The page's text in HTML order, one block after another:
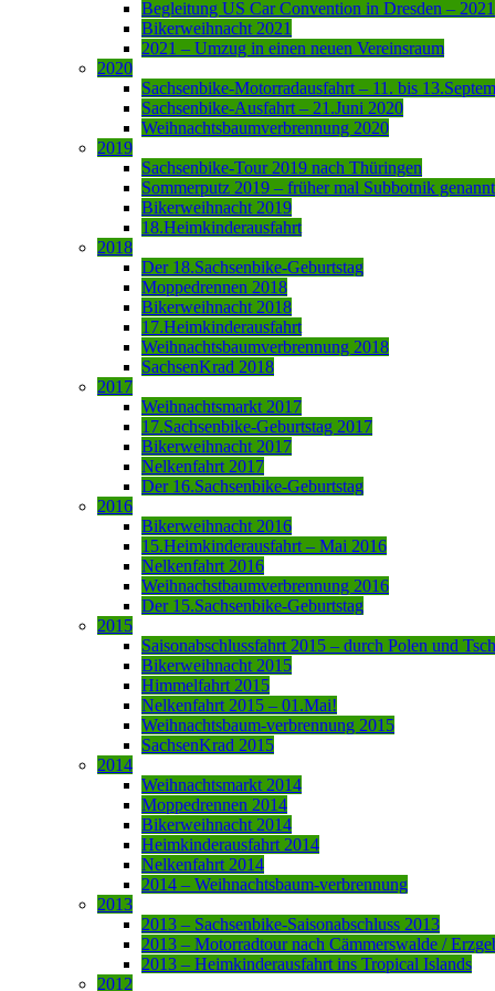
Begleitung US Car Convention in Dresden – 2021
Bikerweihnacht 2021
2021 – Umzug in einen neuen Vereinsraum
2020
Sachsenbike-Motorradausfahrt – 11. bis
Sachsenbike-Ausfahrt – 21.Juni 2020
Weihnachtsbaumverbrennung 2020
2019
Sachsenbike-Tour 2019 nach Thüringen
Sommerputz 2019 – früher mal Subbotnik genannt
Bikerweihnacht 2019
18.Heimkinderausfahrt
2018
Der 18.Sachsenbike-Geburtstag
Moppedrennen 2018
Bikerweihnacht 2018
17.Heimkinderausfahrt
Weihnachtsbaumverbrennung 2018
SachsenKrad 2018
2017
Weihnachtsmarkt 2017
17.Sachsenbike-Geburtstag 2017
Bikerweihnacht 2017
Nelkenfahrt 2017
Der 16.Sachsenbike-Geburtstag
2016
Bikerweihnacht 2016
15.Heimkinderausfahrt – Mai 2016
Nelkenfahrt 2016
Weihnachstbaumverbrennung 2016
Der 15.Sachsenbike-Geburtstag
2015
Saisonabschlussfahrt 2015 – durch Polen und
Bikerweihnacht 2015
Himmelfahrt 2015
Nelkenfahrt 2015 – 01.Mai!
Weihnachtsbaum-verbrennung 2015
SachsenKrad 2015
2014
Weihnachtsmarkt 2014
Moppedrennen 2014
Bikerweihnacht 2014
Heimkinderausfahrt 2014
Nelkenfahrt 2014
2014 – Weihnachtsbaum-verbrennung
2013
2013 – Sachsenbike-Saisonabschluss 2013
2013 – Motorradtour nach Cämmerswalde /
2013 – Heimkinderausfahrt ins Tropical Islands
2012